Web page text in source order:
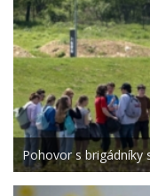
Pohovor s brigádníky